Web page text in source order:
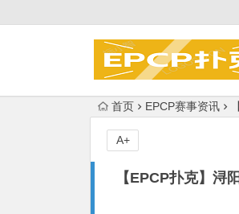
首页 EPCP赛事资讯
【EPCP扑克】浔
A+